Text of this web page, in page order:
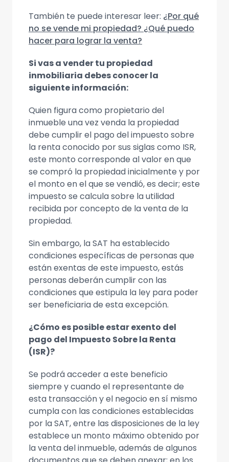
También te puede interesar leer: ¿Por qué
no se vende mi propiedad? ¿Qué puedo
hacer para lograr la venta?
Si vas a vender tu propiedad
inmobiliaria debes conocer la
siguiente información:
Quien figura como propietario del
inmueble una vez venda la propiedad
debe cumplir el pago del impuesto sobre
la renta conocido por sus siglas como ISR,
este monto corresponde al valor en que
se compró la propiedad inicialmente y por
el monto en el que se vendió, es decir; este
impuesto se calcula sobre la utilidad
recibida por concepto de la venta de la
propiedad.
Sin embargo, la SAT ha establecido
condiciones específicas de personas que
están exentas de este impuesto, estás
personas deberán cumplir con las
condiciones que estipula la ley para poder
ser beneficiaria de esta excepción.
¿Cómo es posible estar exento del
pago del Impuesto Sobre la Renta
(ISR)?
Se podrá acceder a este beneficio
siempre y cuando el representante de
esta transacción y el negocio en sí mismo
cumpla con las condiciones establecidas
por la SAT, entre las disposiciones de la ley
establece un monto máximo obtenido por
la venta del inmueble, además de algunos